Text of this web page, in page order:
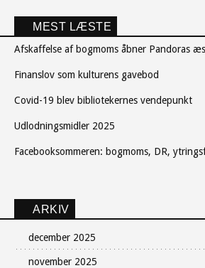
MEST LÆSTE
Afskaffelse af bogmoms åbner Pandoras
Finanslov som kulturens gavebod
Covid-19 blev bibliotekernes vendepunkt
Udlodningsmidler 2025
Facebooksommeren: bogmoms, DR,
ARKIV
december 2025
november 2025